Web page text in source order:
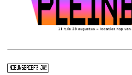
NIEUWSBRIEF? JA!